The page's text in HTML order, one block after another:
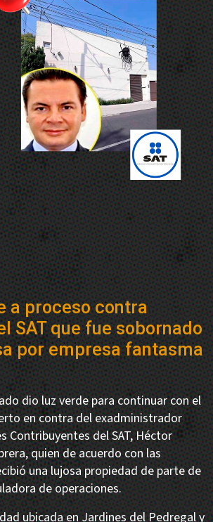
a proceso contra
SAT que fue sobornado
por empresa fantasma
dio luz verde para continuar con el
en contra del exadministrador
Contribuyentes del SAT, Héctor
quien de acuerdo con las
una lujosa propiedad de parte de
de operaciones.
ubicada en Jardines del Pedregal y